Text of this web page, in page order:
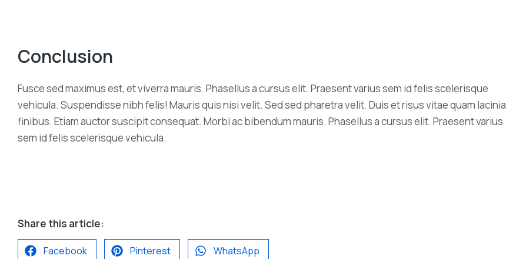
Conclusion
Fusce sed maximus est, et viverra mauris. Phasellus a cursus elit. Praesent varius sem id felis scelerisque
vehicula. Suspendisse nibh felis! Mauris quis nisi velit. Sed sed pharetra velit. Duis et risus vitae quam lacinia
finibus. Etiam auctor suscipit consequat. Morbi ac bibendum mauris. Phasellus a cursus elit. Praesent varius
sem id felis scelerisque vehicula.
Share this article:
Facebook Pinterest WhatsApp